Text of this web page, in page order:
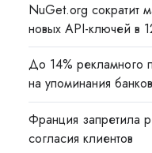
NuGet.org сократит
новых API-ключей в
До 14% рекламного
на упоминания банков
Франция запретила
согласия клиентов